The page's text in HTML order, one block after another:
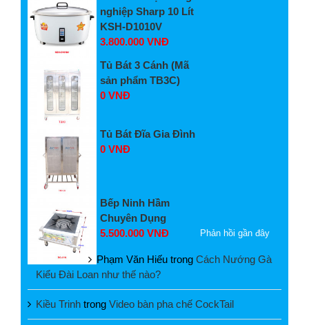
nghiệp Sharp 10 Lít
KSH-D1010V
3.800.000 VNĐ
Tủ Bát 3 Cánh (Mã
sản phẩm TB3C)
0 VNĐ
Tủ Bát Đĩa Gia Đình
0 VNĐ
Bếp Ninh Hầm
Chuyên Dụng
5.500.000 VNĐ
Phản hồi gần đây
Phạm Văn Hiếu trong Cách Nướng Gà
Kiểu Đài Loan như thế nào?
Kiều Trinh trong Video bàn pha chế CockTail